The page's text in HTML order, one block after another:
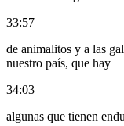
33:57
de animalitos y a las
nuestro país, que hay
34:03
algunas que tienen